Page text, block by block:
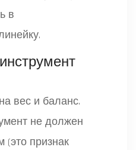
в
вес и баланс.
не должен
(это признак